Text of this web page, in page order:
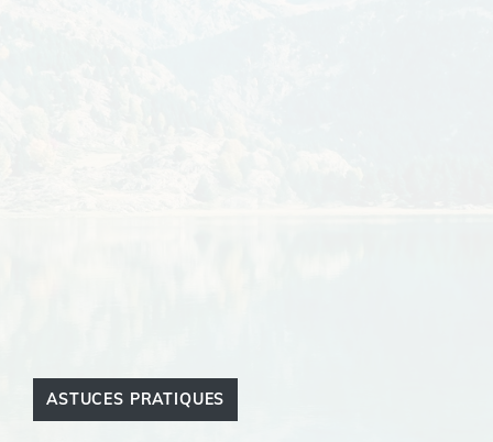
ASTUCES PRATIQUES